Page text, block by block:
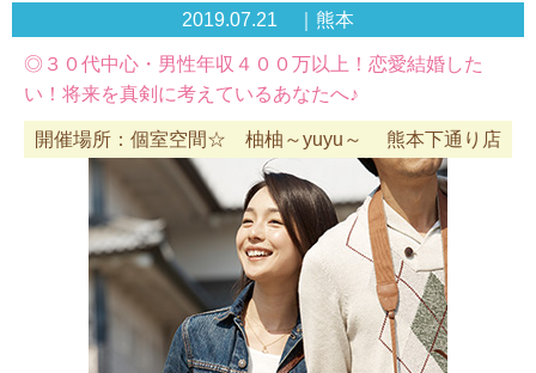
2019.07.21 ｜熊本
◎３０代中心・男性年収４００万以上！恋愛結婚した
い！将来を真剣に考えているあなたへ♪
開催場所：個室空間☆ 柚柚～yuyu～ 熊本下通り店